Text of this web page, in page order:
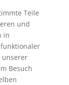
Teile
und
in
unserer
Besuch